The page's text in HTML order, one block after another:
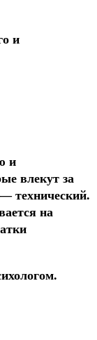
и
и
влекут за
технический.
на